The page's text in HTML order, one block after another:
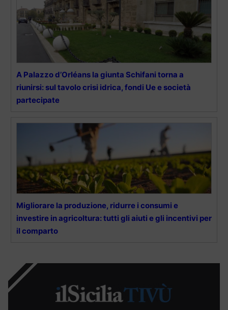
A Palazzo d’Orléans la giunta Schifani torna a
riunirsi: sul tavolo crisi idrica, fondi Ue e società
partecipate
Migliorare la produzione, ridurre i consumi e
investire in agricoltura: tutti gli aiuti e gli incentivi per
il comparto